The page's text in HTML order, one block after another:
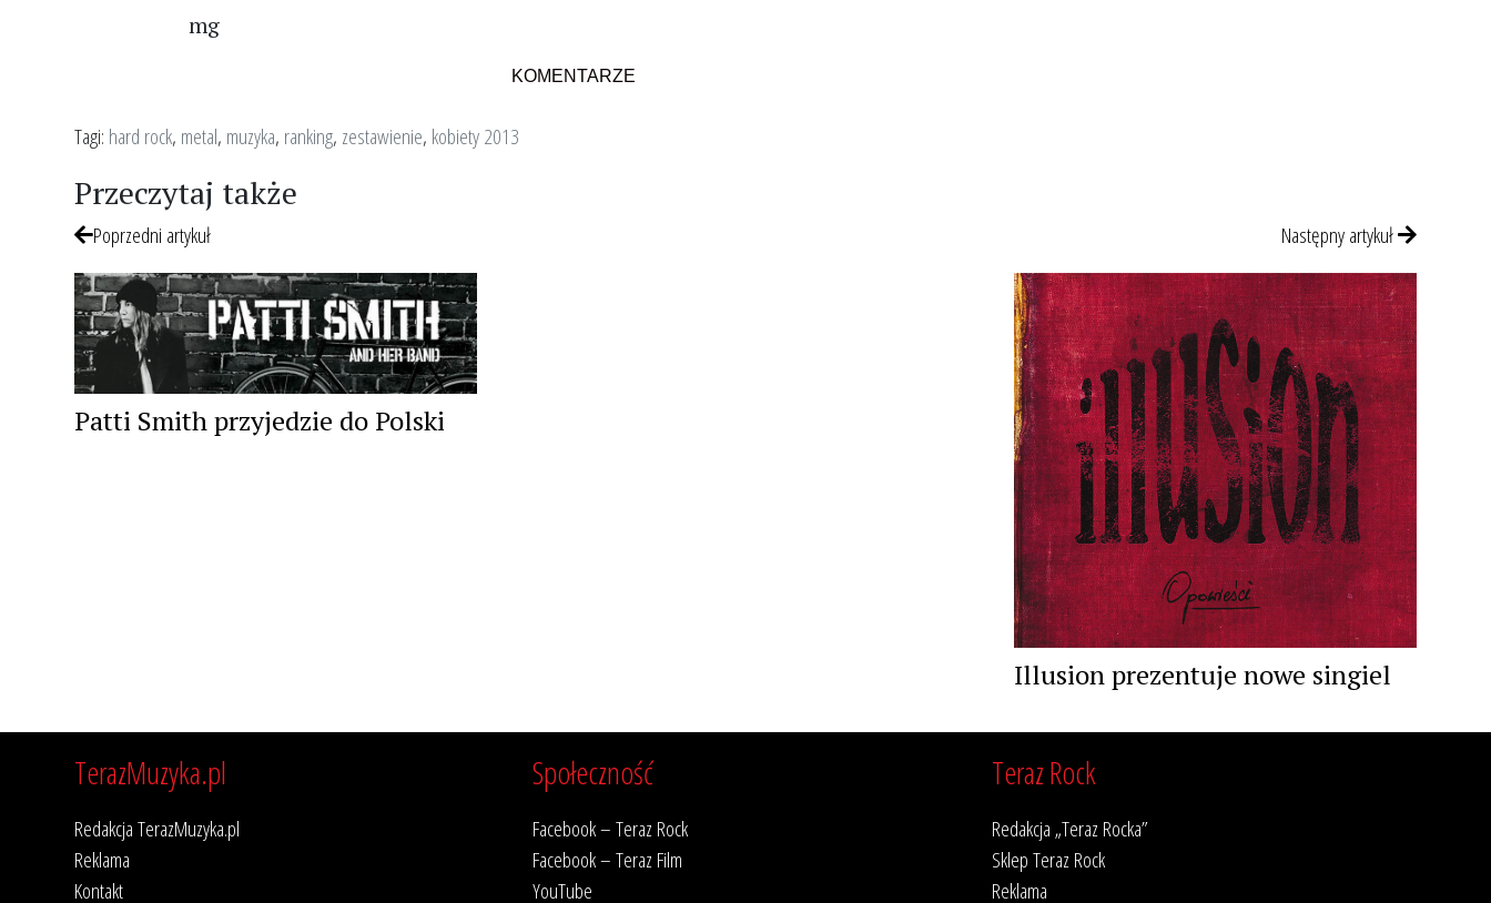
mg
KOMENTARZE
Tagi: hard rock, metal, muzyka, ranking, zestawienie, kobiety 2013
Przeczytaj także
Poprzedni artykuł
Patti Smith przyjedzie do Polski
Następny artykuł
Illusion prezentuje nowe singiel
TerazMuzyka.pl
Redakcja TerazMuzyka.pl
Reklama
Kontakt
Społeczność
Facebook – Teraz Rock
Facebook – Teraz Film
YouTube
Teraz Rock
Redakcja „Teraz Rocka”
Sklep Teraz Rock
Reklama